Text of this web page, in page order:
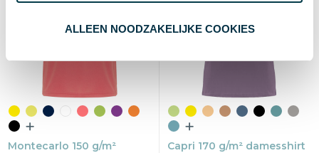
ALLEEN NOODZAKELIJKE COOKIES
Montecarlo 150 g/m²
Capri 170 g/m² damesshirt